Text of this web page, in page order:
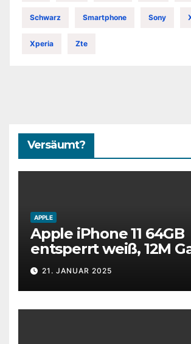
Schwarz Smartphone Sony
Xperia Zte
Versäumt?
APPLE
Apple iPhone 11 64GB
entsperrt weiß, 12M
SEHR GUT, 15%
JETZT KAUFEN!!
21. JANUAR 2025